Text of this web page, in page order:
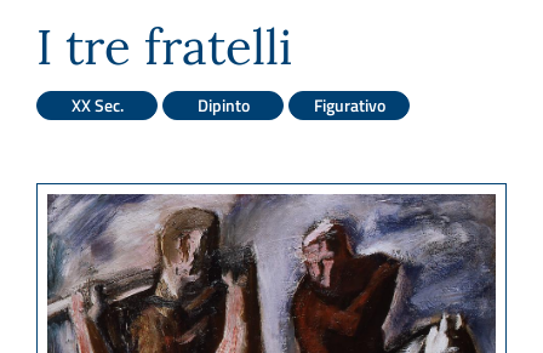
I tre fratelli
XX Sec. Dipinto Figurativo